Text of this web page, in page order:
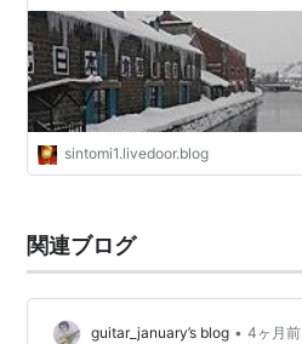
sintomi1.livedoor.blog
関連ブログ
guitar_january’s blog • 4ヶ月前